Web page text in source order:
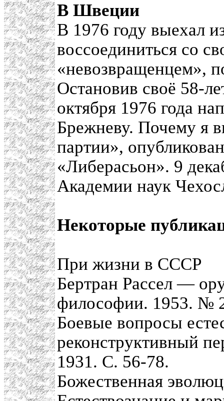
В Швеции
В 1976 году выехал
воссоединиться со
«невозвращенцем»,
Остановив своё 58-
октября 1976 года
Брежневу. Почему я
партии»,
«Либерасьон». 9
Академии наук
Некоторые
При жизни в СССР
Бертран Рассел —
философии. 1953. №
Боевые вопросы
реконструктивный
1931. С. 56-78.
Божественная